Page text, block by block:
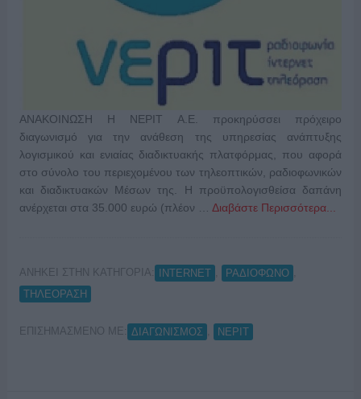
ΑΝΑΚΟΙΝΩΣΗ Η ΝΕΡΙΤ Α.Ε. προκηρύσσει πρόχειρο
διαγωνισμό για την ανάθεση της υπηρεσίας ανάπτυξης
λογισμικού και ενιαίας διαδικτυακής πλατφόρμας, που αφορά
στο σύνολο του περιεχομένου των τηλεοπτικών, ραδιοφωνικών
και διαδικτυακών Μέσων της. Η προϋπολογισθείσα δαπάνη
ανέρχεται στα 35.000 ευρώ (πλέον … Διαβάστε Περισσότερα...
ΑΝΗΚΕΙ ΣΤΗΝ ΚΑΤΗΓΟΡΙΑ: INTERNET ΡΑΔΙΟΦΩΝΟ
ΤΗΛΕΟΡΑΣΗ
ΕΠΙΣΗΜΑΣΜΕΝΟ ΜΕ: ΔΙΑΓΩΝΙΣΜΟΣ ΝΕΡΙΤ